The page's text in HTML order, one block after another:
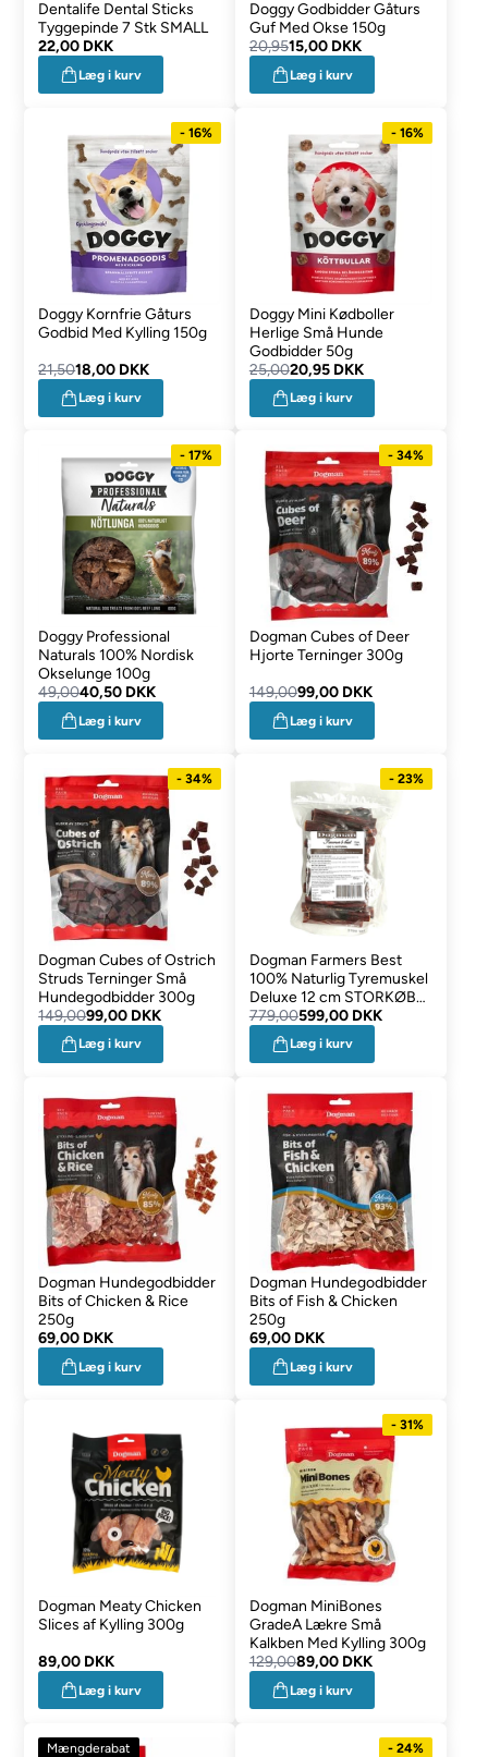
Dentalife Dental Sticks
Tyggepinde 7 Stk SMALL
22,00 DKK
Læg i kurv
Doggy Godbidder Gåturs
Guf Med Okse 150g
20,9515,00 DKK
Læg i kurv
- 16%
Doggy Kornfrie Gåturs
Godbid Med Kylling 150g
21,5018,00 DKK
Læg i kurv
- 16%
Doggy Mini Kødboller
Herlige Små Hunde
Godbidder 50g
25,0020,95 DKK
Læg i kurv
- 17%
Doggy Professional
Naturals 100% Nordisk
Okselunge 100g
49,0040,50 DKK
Læg i kurv
- 34%
Dogman Cubes of Deer
Hjorte Terninger 300g
149,0099,00 DKK
Læg i kurv
- 34%
Dogman Cubes of Ostrich
Struds Terninger Små
Hundegodbidder 300g
149,0099,00 DKK
Læg i kurv
- 23%
Dogman Farmers Best
100% Naturlig Tyremuskel
Deluxe 12 cm STORKØB
25 stk
779,00599,00 DKK
Læg i kurv
Dogman Hundegodbidder
Bits of Chicken & Rice
250g
69,00 DKK
Læg i kurv
Dogman Hundegodbidder
Bits of Fish & Chicken
250g
69,00 DKK
Læg i kurv
Dogman Meaty Chicken
Slices af Kylling 300g
89,00 DKK
Læg i kurv
- 31%
Dogman MiniBones
GradeA Lækre Små
Kalkben Med Kylling 300g
129,0089,00 DKK
Læg i kurv
Mængderabat - 24%